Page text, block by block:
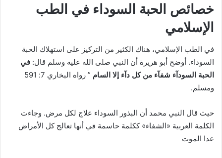
خصائص الحبة السوداء في الطب
الإسلامي
في الطب الإسلامي، هناك الكثير من التركيز على استهلاك الحبة
السوداء. أوضح أبو هريرة أن النبي صلى الله عليه وسلم قال: في
الحبة السودآء شفآء من كل دآء إلا السام
” رواه البخاري 7: 591
ومسلم.
حيث قال النبي محمد أن البذور السوداء علاج لكل مرض. وجاءت
الكلمة العربية «الشفاء» ككلمة حاسمة في أنها تعالج كل الأمراض
عدا الموت